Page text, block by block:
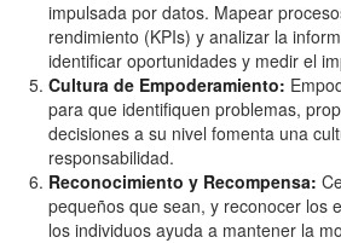
impulsada por datos. Mapear
rendimiento (KPIs) y analizar la
identificar oportunidades y medir el
Cultura de Empoderamiento:
para que identifiquen problemas,
decisiones a su nivel fomenta una
responsabilidad.
Reconocimiento y Recompensa:
pequeños que sean, y reconocer los
los individuos ayuda a mantener la